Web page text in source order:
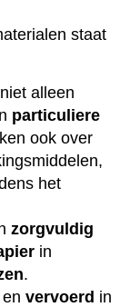
staat
alleen
particuliere
ook over
het
zorgvuldig
in
.
en vervoerd in